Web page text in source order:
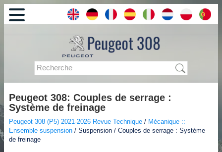
Peugeot 308: Couples de serrage :
Système de freinage
Peugeot 308 (P5) 2021-2026 Revue Technique / Mécanique ::
Ensemble suspension / Suspension / Couples de serrage : Système
de freinage